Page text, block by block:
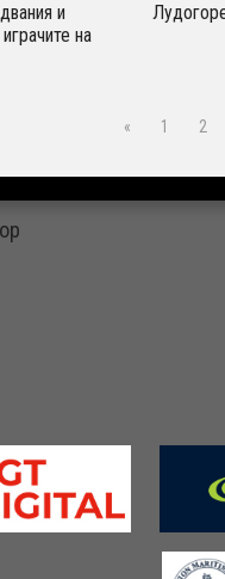
и
на
« 1 2